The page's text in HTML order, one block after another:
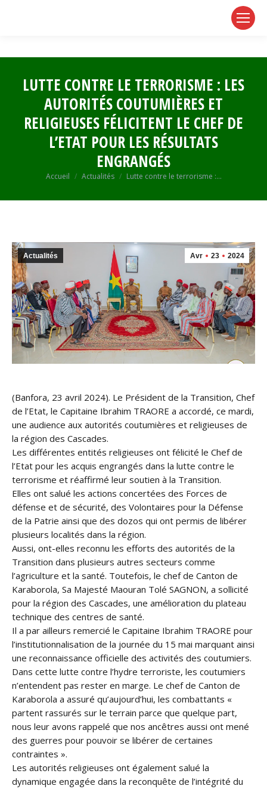
LUTTE CONTRE LE TERRORISME : LES
AUTORITÉS COUTUMIÈRES ET
RELIGIEUSES FÉLICITENT LE CHEF DE
L’ETAT POUR LES RÉSULTATS
ENGRANGÉS
Vous êtes ici :
Accueil Actualités Lutte contre le terrorisme :…
Avr 23 2024
Actualités
(Banfora, 23 avril 2024). Le Président de la Transition, Chef
de l’Etat, le Capitaine Ibrahim TRAORE a accordé, ce mardi,
une audience aux autorités coutumières et religieuses de
la région des Cascades.
Les différentes entités religieuses ont félicité le Chef de
l’Etat pour les acquis engrangés dans la lutte contre le
terrorisme et réaffirmé leur soutien à la Transition.
Elles ont salué les actions concertées des Forces de
défense et de sécurité, des Volontaires pour la Défense
de la Patrie ainsi que des dozos qui ont permis de libérer
plusieurs localités dans la région.
Aussi, ont-elles reconnu les efforts des autorités de la
Transition dans plusieurs autres secteurs comme
l’agriculture et la santé. Toutefois, le chef de Canton de
Karaborola, Sa Majesté Maouran Tolé SAGNON, a sollicité
pour la région des Cascades, une amélioration du plateau
technique des centres de santé.
Il a par ailleurs remercié le Capitaine Ibrahim TRAORE pour
l’institutionnalisation de la journée du 15 mai marquant ainsi
une reconnaissance officielle des activités des coutumiers.
Dans cette lutte contre l’hydre terroriste, les coutumiers
n’entendent pas rester en marge. Le chef de Canton de
Karaborola a assuré qu’aujourd’hui, les combattants «
partent rassurés sur le terrain parce que quelque part,
nous leur avons rappelé que nos ancêtres aussi ont mené
des guerres pour pouvoir se libérer de certaines
contraintes ».
Les autorités religieuses ont également salué la
dynamique engagée dans la reconquête de l’intégrité du